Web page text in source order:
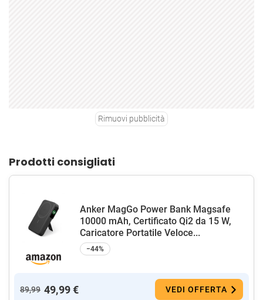
Rimuovi pubblicità
Prodotti consigliati
Anker MagGo Power Bank Magsafe
10000 mAh, Certificato Qi2 da 15 W,
Caricatore Portatile Veloce...
−44%
89,99 49,99 € VEDI OFFERTA